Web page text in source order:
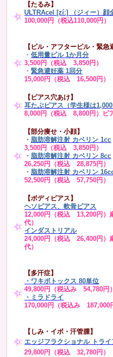
【たるみ】
ULTRAcel [zíː] （ジィー）顔
100,000円（税込110,000円）
【ピル・アフターピル・緊急
・低用量ピル 1か月分
3,500円（税込 3,850円）
・緊急避妊薬 1回分
15,000円（税込 16,500円）
【ピアス穴あけ】
耳たぶピアス（学生様は1,000
8,000円（税込 8,800円）ピ
【部分痩せ・小顔】
・ 脂肪溶解注射 カベリン 1cc
3,500円（税込 3,850円）
・ 脂肪溶解注射 カベリン 8cc
26,250円（税込 28,875円）
・ 脂肪溶解注射 カベリン
52,500円（税込 57,750円）
【ボディピアス】
ヘソピアス、軟骨ピアス
12,000円（税込 13,200円）
代）
インダストリアル
24,000円（税込 26,400円）
代）
【多汗症】
・ ワキボトックス 80単位
49,800円（税込み 54,780円）
・ミラドライ
170,000円（税込み 187,000
【しみ・イボ・汗管腫】
エッジフラクショナル トラ
29,800円（税込 32,780円）